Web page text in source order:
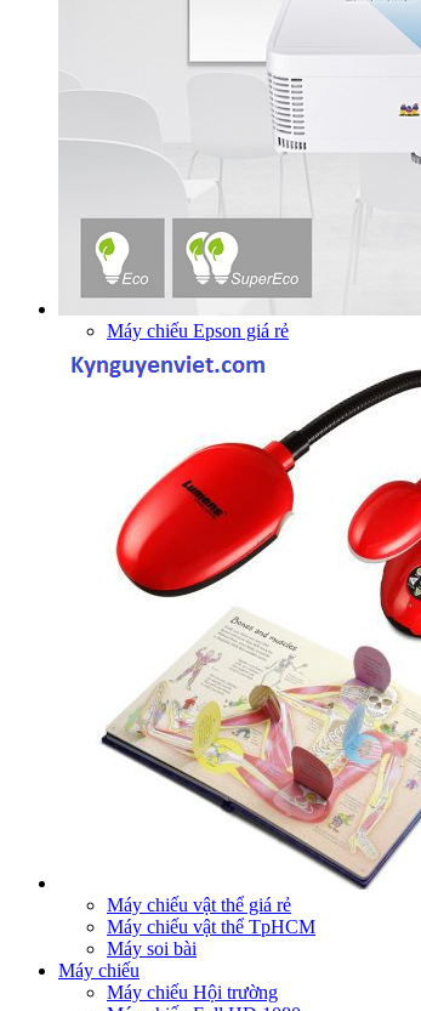
Máy chiếu Epson giá rẻ
Máy chiếu vật thể giá rẻ
Máy chiếu vật thể TpHCM
Máy soi bài
Máy chiếu
Máy chiếu Hội trường